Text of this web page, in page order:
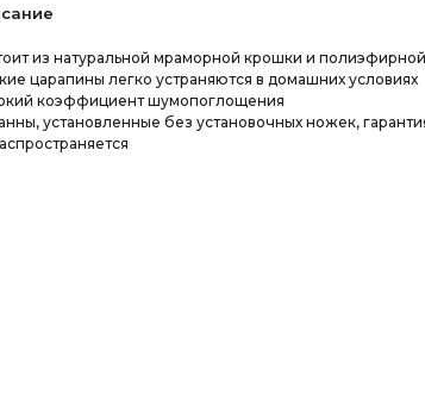
из натуральной мраморной крошки и
царапины легко устраняются в домашних условиях
коэффициент шумопоглощения
установленные без установочных ножек,